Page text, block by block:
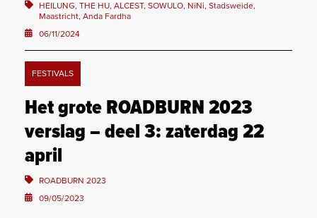
HEILUNG, THE HU, ALCEST, SOWULO, NiNi, Stadsweide,
Maastricht, Anda Fardha
06/11/2024
FESTIVALS
Het grote ROADBURN 2023
verslag – deel 3: zaterdag 22
april
ROADBURN 2023
09/05/2023